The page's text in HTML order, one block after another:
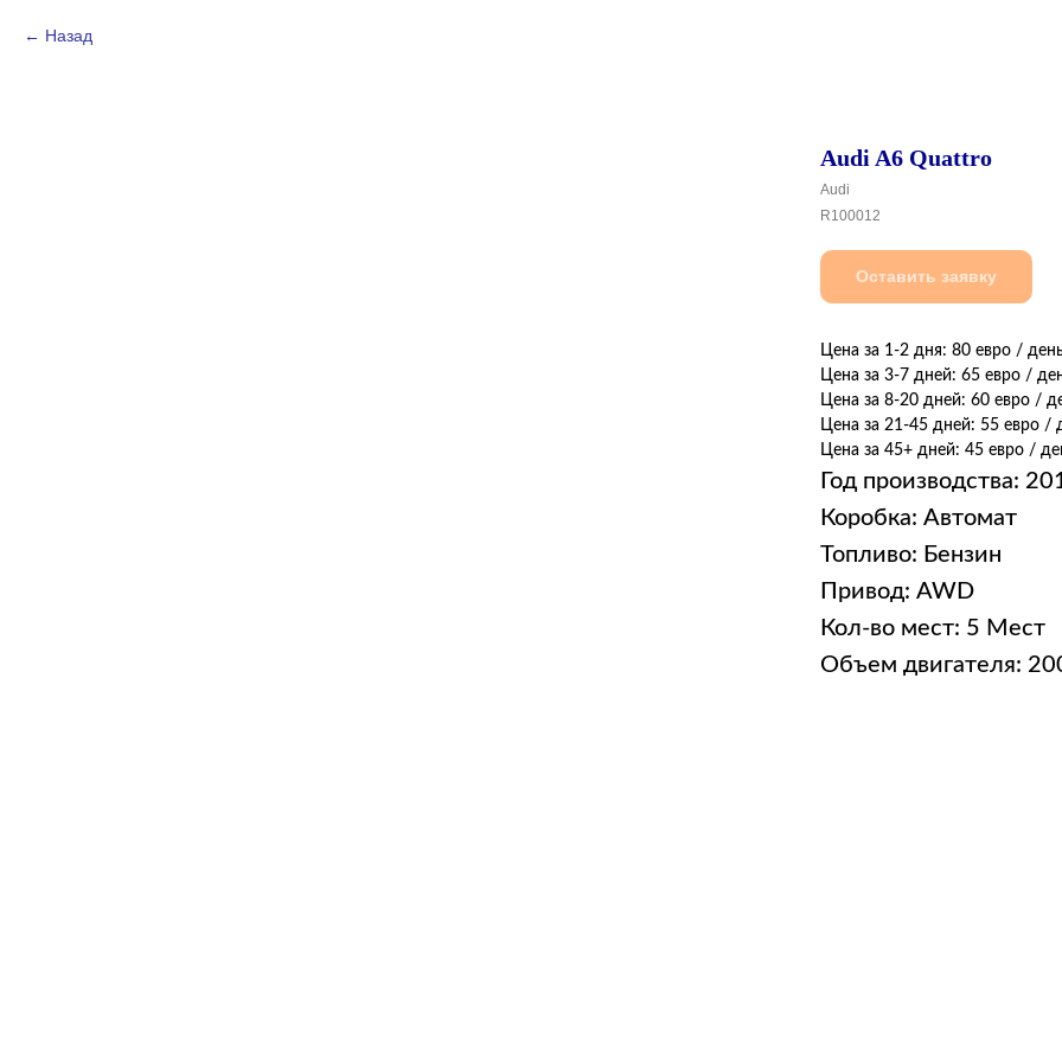
Назад
Audi A6 Quattro
Audi
R100012
Оставить заявку
Цена за 1-2 дня: 80 евро /
Цена за 3-7 дней: 65 евро /
Цена за 8-20 дней: 60 евро /
Цена за 21-45 дней: 55 евро /
Цена за 45+ дней: 45 евро /
Год производства:
Коробка: Автомат
Топливо: Бензин
Привод: AWD
Кол-во мест: 5 Мест
Объем двигателя: